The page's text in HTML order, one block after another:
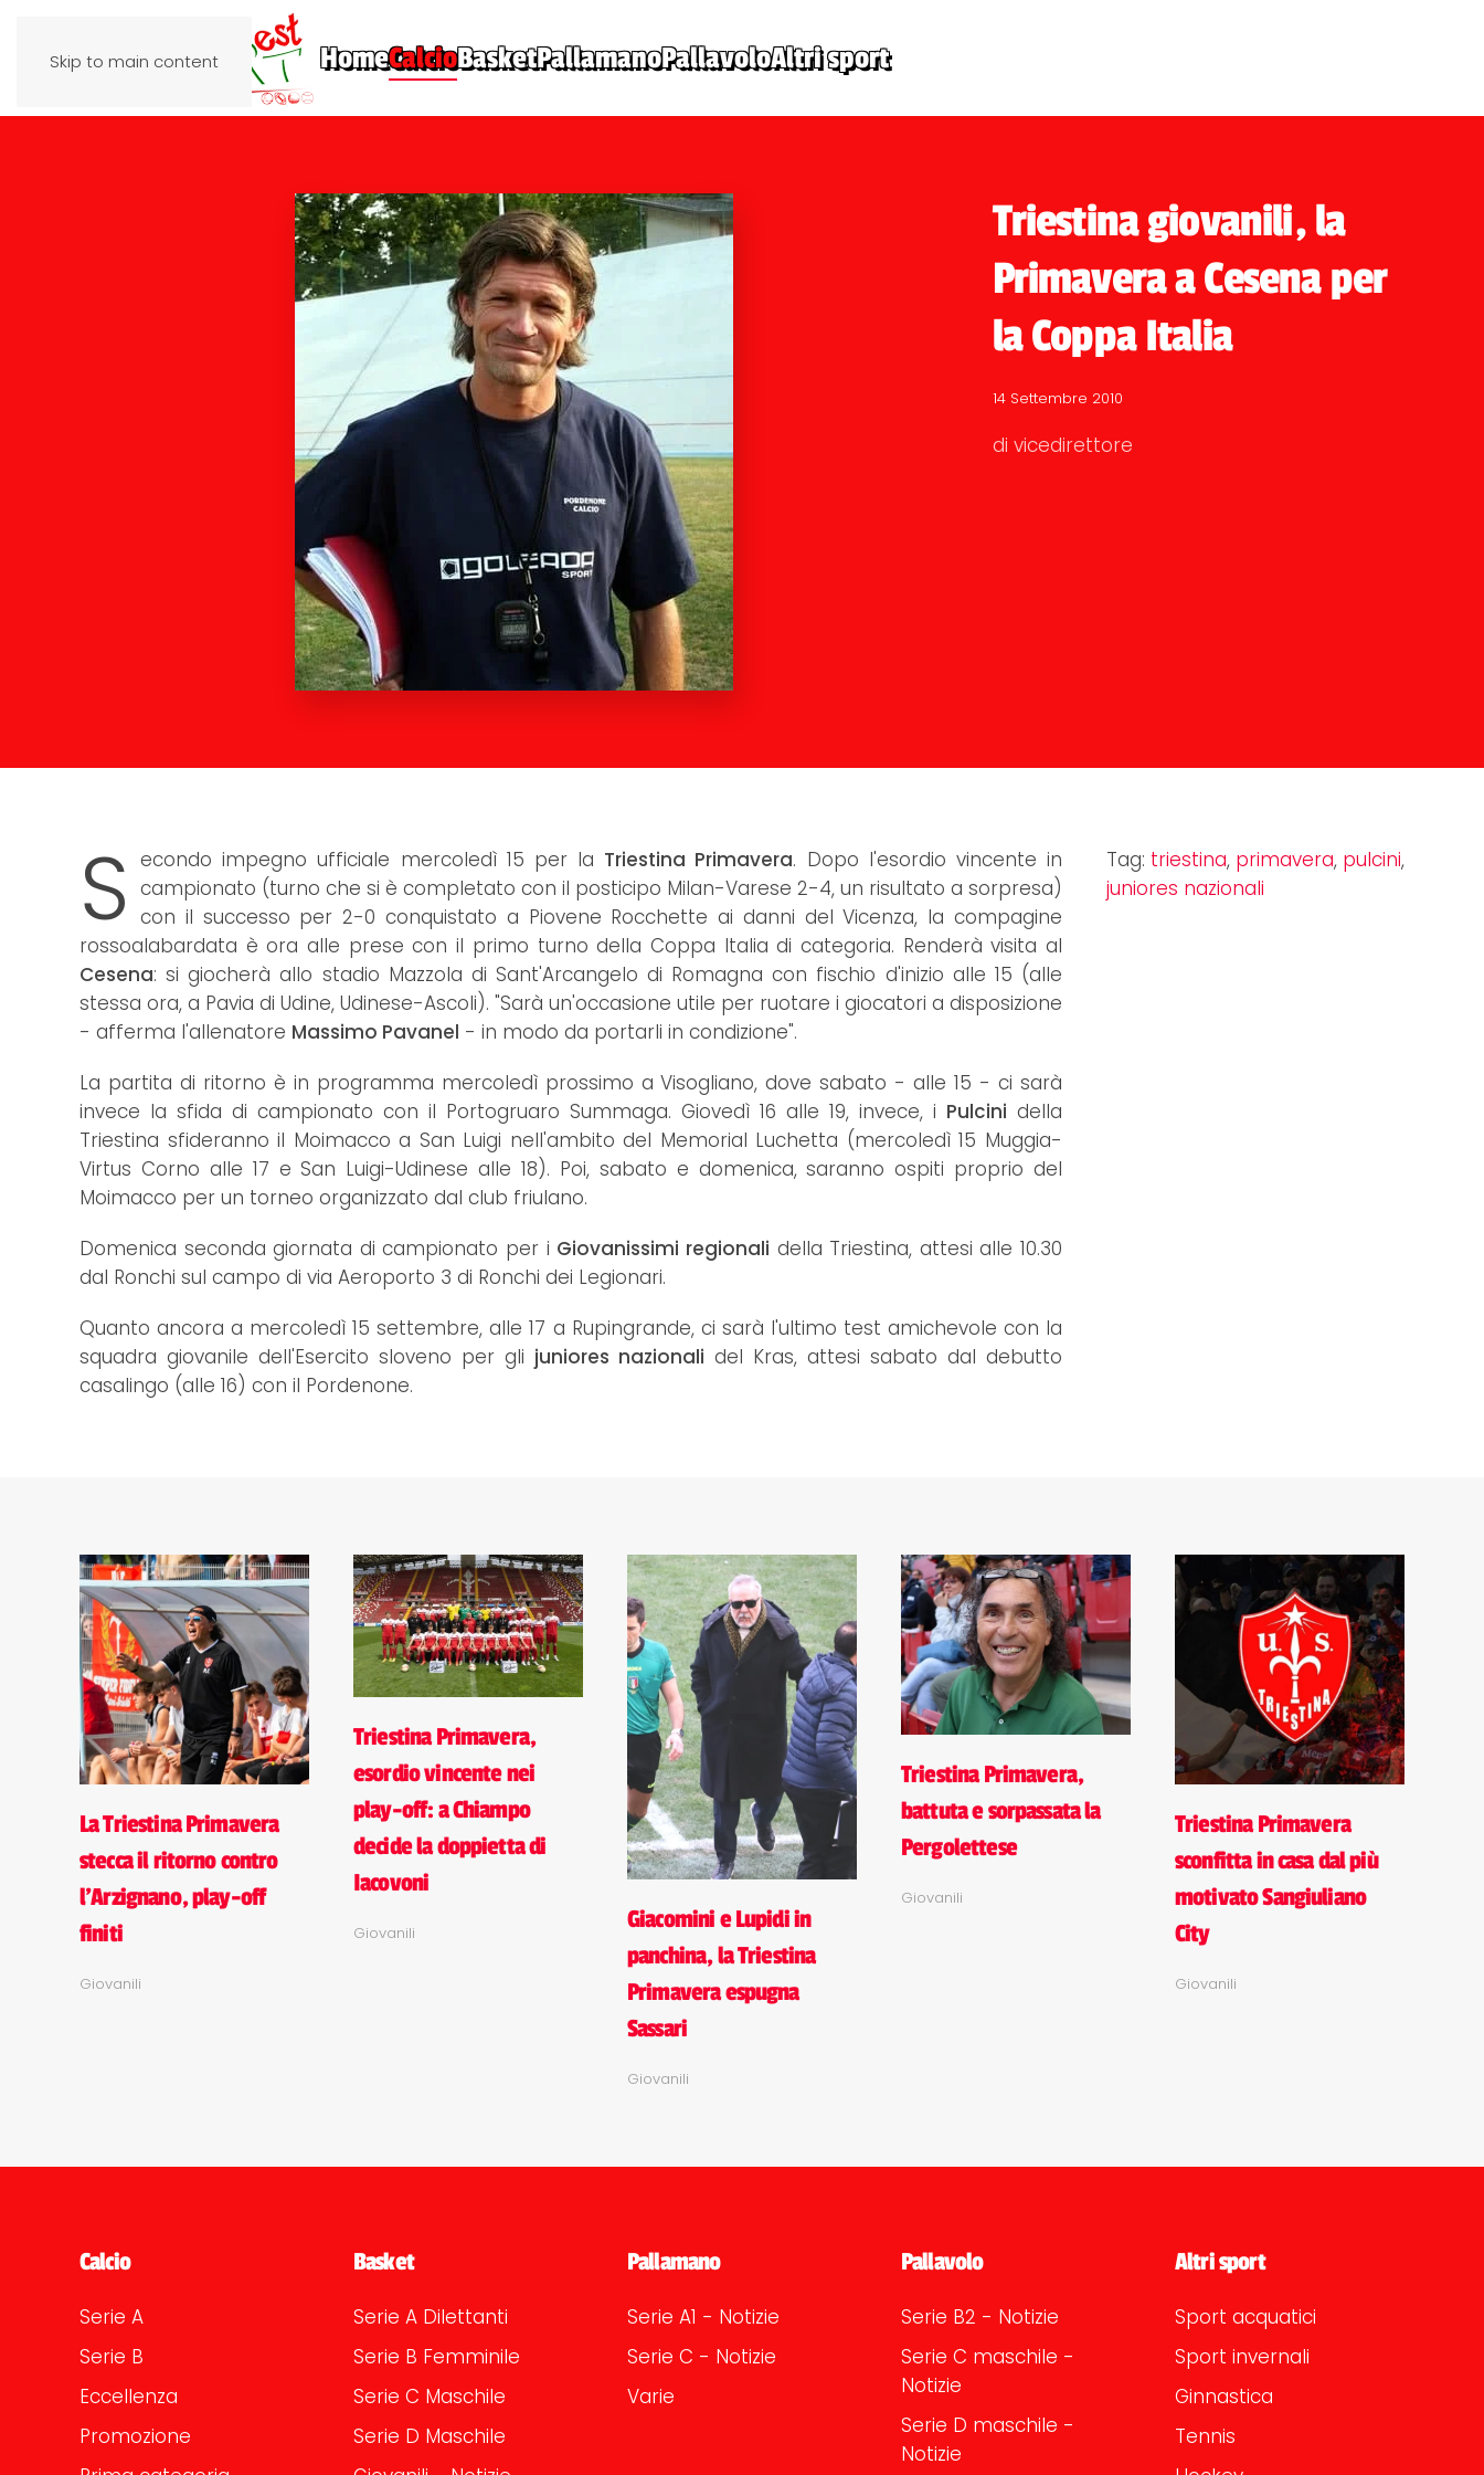
Skip to main content HomeCalcioBasketPallamanoPallavoloAltri sport
Triestina giovanili, la
Primavera a Cesena per
la Coppa Italia
14 Settembre 2010
di vicedirettore
S econdo impegno ufficiale mercoledì 15 per la Triestina Primavera. Dopo l'esordio vincente in
campionato (turno che si è completato con il posticipo Milan-Varese 2-4, un risultato a sorpresa)
con il successo per 2-0 conquistato a Piovene Rocchette ai danni del Vicenza, la compagine
rossoalabardata è ora alle prese con il primo turno della Coppa Italia di categoria. Renderà visita al
Cesena: si giocherà allo stadio Mazzola di Sant'Arcangelo di Romagna con fischio d'inizio alle 15 (alle
stessa ora, a Pavia di Udine, Udinese-Ascoli). "Sarà un'occasione utile per ruotare i giocatori a disposizione
- afferma l'allenatore Massimo Pavanel - in modo da portarli in condizione".
La partita di ritorno è in programma mercoledì prossimo a Visogliano, dove sabato - alle 15 - ci sarà
invece la sfida di campionato con il Portogruaro Summaga. Giovedì 16 alle 19, invece, i Pulcini della
Triestina sfideranno il Moimacco a San Luigi nell'ambito del Memorial Luchetta (mercoledì 15 Muggia-
Virtus Corno alle 17 e San Luigi-Udinese alle 18). Poi, sabato e domenica, saranno ospiti proprio del
Moimacco per un torneo organizzato dal club friulano.
Domenica seconda giornata di campionato per i Giovanissimi regionali della Triestina, attesi alle 10.30
dal Ronchi sul campo di via Aeroporto 3 di Ronchi dei Legionari.
Quanto ancora a mercoledì 15 settembre, alle 17 a Rupingrande, ci sarà l'ultimo test amichevole con la
squadra giovanile dell'Esercito sloveno per gli juniores nazionali del Kras, attesi sabato dal debutto
casalingo (alle 16) con il Pordenone.
Tag: triestina, primavera, pulcini,
juniores nazionali
La Triestina Primavera
stecca il ritorno contro
l'Arzignano, play-off
finiti
Giovanili
Triestina Primavera,
esordio vincente nei
play-off: a Chiampo
decide la doppietta di
Iacovoni
Giovanili
Giacomini e Lupidi in
panchina, la Triestina
Primavera espugna
Sassari
Giovanili
Triestina Primavera,
battuta e sorpassata la
Pergolettese
Giovanili
Triestina Primavera
sconfitta in casa dal più
motivato Sangiuliano
City
Giovanili
Calcio
Serie A
Serie B
Eccellenza
Promozione
Basket
Serie A Dilettanti
Serie B Femminile
Serie C Maschile
Serie D Maschile
Pallamano
Serie A1 - Notizie
Serie C - Notizie
Varie
Pallavolo
Serie B2 - Notizie
Serie C maschile -
Notizie
Serie D maschile -
Notizie
Altri sport
Sport acquatici
Sport invernali
Ginnastica
Tennis